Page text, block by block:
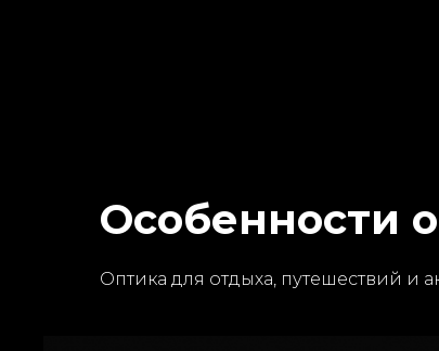
Особенности
Оптика для отдыха, путешествий и